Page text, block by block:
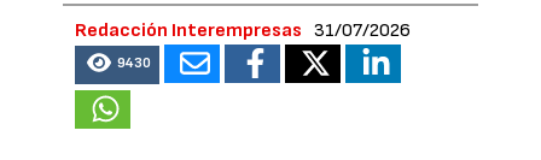
Redacción Interempresas 31/07/2026
9430